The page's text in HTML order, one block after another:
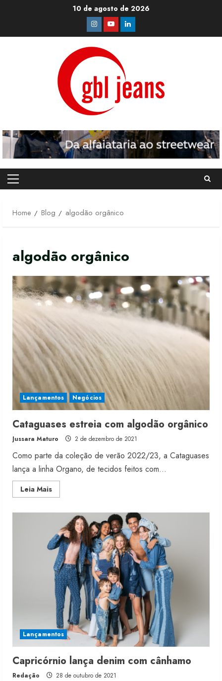
10 de agosto de 2026
Instagram
YoutubeLinkedin
Primary
Home
Blog algodão orgânico
algodão orgânico
Lançamentos Negócios
Cataguases estreia com algodão orgânico
Jussara Maturo 2 de dezembro de 2021
Como parte da coleção de verão 2022/23, a Cataguases
lança a linha Organo, de tecidos feitos com...
Leia MaisRead
more
estreia
com
algodão
orgânico
Lançamentos
Capricórnio lança denim com cânhamo
Redação 28 de outubro de 2021